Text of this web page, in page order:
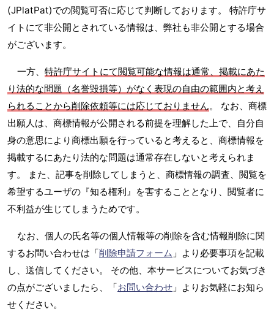
(JPlatPat)での閲覧可否に応じて判断しております。 特許庁サ
イトにて非公開とされている情報は、弊社も非公開とする場合
がございます。
一方、 特許庁サイトにて閲覧可能な情報は通常、掲載にあた
り法的な問題（名誉毀損等）がなく表現の自由の範囲内と考え
られることから削除依頼等には応じておりません。 なお、商標
出願人は、商標情報が公開される前提を理解した上で、自分自
身の意思により商標出願を行っていると考えると、商標情報を
掲載するにあたり法的な問題は通常存在しないと考えられま
す。 また、記事を削除してしまうと、商標情報の調査、閲覧を
希望するユーザの『知る権利』を害することとなり、閲覧者に
不利益が生じてしまうためです。
なお、個人の氏名等の個人情報等の削除を含む情報削除に関
するお問い合わせは「削除申請フォーム 」より必要事項を記載
し、送信してください。 その他、本サービスについてお気づき
の点がございましたら、「お問い合わせ 」よりお気軽にお知ら
せください。